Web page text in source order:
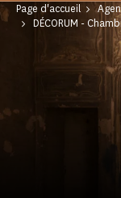
Page d'accueil
DÉCORUM -